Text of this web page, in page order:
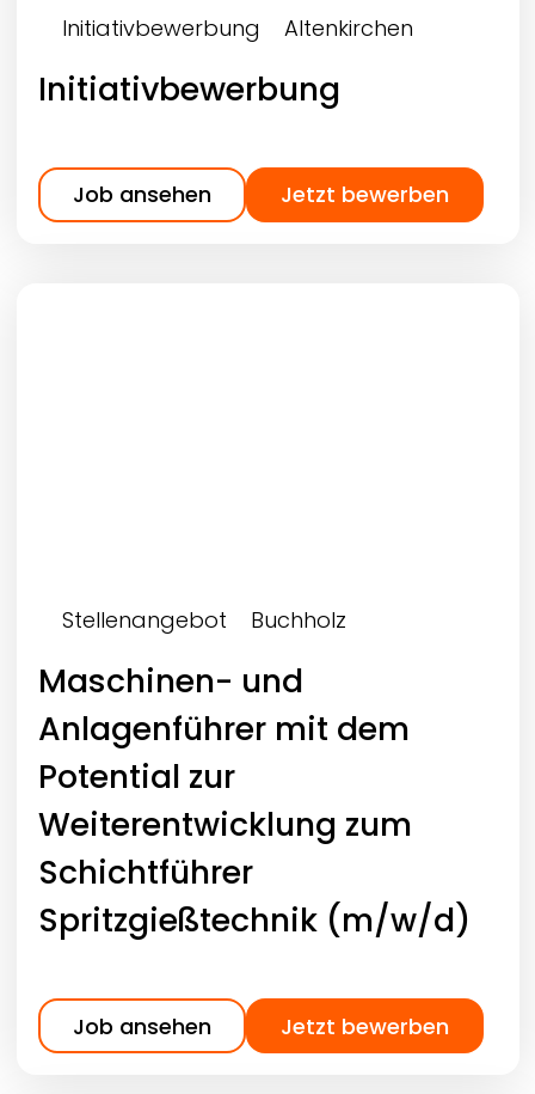
Initiativbewerbung Altenkirchen
Initiativbewerbung
Job ansehen Jetzt bewerben
Stellenangebot Buchholz
Maschinen- und
Anlagenführer mit dem
Potential zur
Weiterentwicklung zum
Schichtführer
Spritzgießtechnik (m/w/d)
Job ansehen Jetzt bewerben